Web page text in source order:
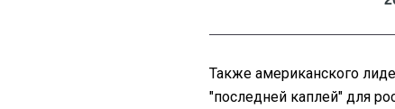
Также американского
"последней каплей" для